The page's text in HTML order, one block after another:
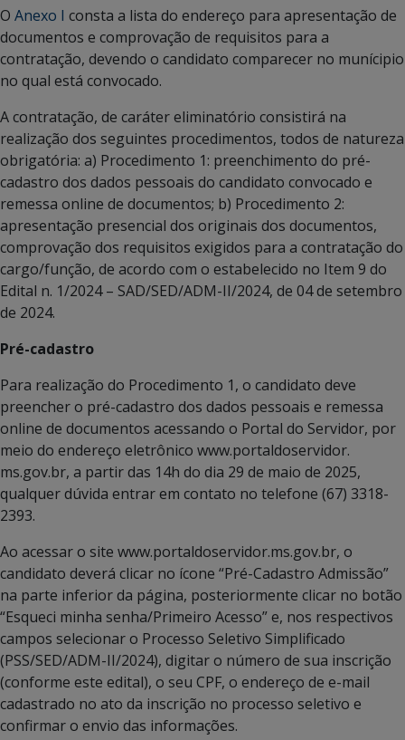
O Anexo I consta a lista do endereço para apresentação de
documentos e comprovação de requisitos para a
contratação, devendo o candidato comparecer no munícipio
no qual está convocado.
A contratação, de caráter eliminatório consistirá na
realização dos seguintes procedimentos, todos de natureza
obrigatória: a) Procedimento 1: preenchimento do pré-
cadastro dos dados pessoais do candidato convocado e
remessa online de documentos; b) Procedimento 2:
apresentação presencial dos originais dos documentos,
comprovação dos requisitos exigidos para a contratação do
cargo/função, de acordo com o estabelecido no Item 9 do
Edital n. 1/2024 – SAD/SED/ADM-II/2024, de 04 de setembro
de 2024.
Pré-cadastro
Para realização do Procedimento 1, o candidato deve
preencher o pré-cadastro dos dados pessoais e remessa
online de documentos acessando o Portal do Servidor, por
meio do endereço eletrônico www.portaldoservidor.
ms.gov.br, a partir das 14h do dia 29 de maio de 2025,
qualquer dúvida entrar em contato no telefone (67) 3318-
2393.
Ao acessar o site www.portaldoservidor.ms.gov.br, o
candidato deverá clicar no ícone “Pré-Cadastro Admissão”
na parte inferior da página, posteriormente clicar no botão
“Esqueci minha senha/Primeiro Acesso” e, nos respectivos
campos selecionar o Processo Seletivo Simplificado
(PSS/SED/ADM-II/2024), digitar o número de sua inscrição
(conforme este edital), o seu CPF, o endereço de e-mail
cadastrado no ato da inscrição no processo seletivo e
confirmar o envio das informações.